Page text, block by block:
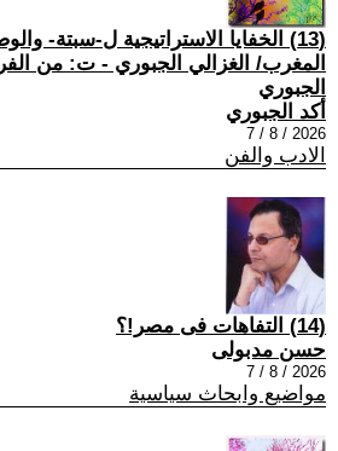
(13) الخفايا الاستراتيجية ل-سبتة-
المغرب/ الغزالي الجبوري - ت: من
الجبوري
أكد الجبوري
2026 / 8 / 7
الادب والفن
(14) التفاهات فى مصر!؟
حسن مدبولى
2026 / 8 / 7
مواضيع وابحاث سياسية